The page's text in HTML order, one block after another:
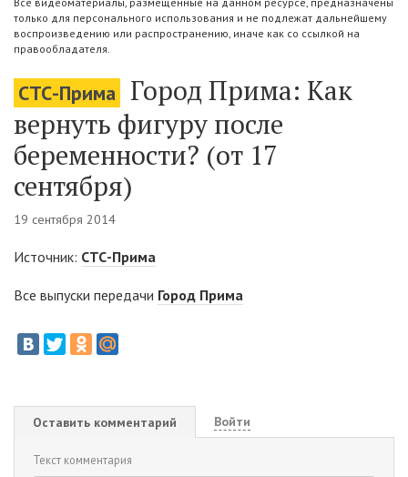
только для персонального использования и не подлежат дальнейшему
воспроизведению или распространению, иначе как со ссылкой на
правообладателя.
СТС-Прима
Город Прима: Как
вернуть фигуру после
беременности? (от 17
сентября)
19 сентября 2014
Источник: СТС-Прима
Все выпуски передачи Город Прима
Оставить комментарий Войти
Текст комментария